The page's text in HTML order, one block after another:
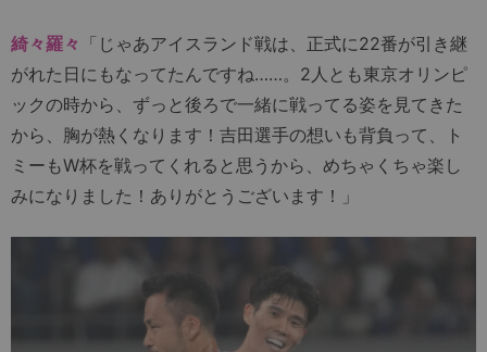
綺々羅々 「じゃあアイスランド戦は、正式に22番が引き継
がれた日にもなってたんですね……。2人とも東京オリンピ
ックの時から、ずっと後ろで一緒に戦ってる姿を見てきた
から、胸が熱くなります！吉田選手の想いも背負って、ト
ミーもW杯を戦ってくれると思うから、めちゃくちゃ楽し
みになりました！ありがとうございます！」